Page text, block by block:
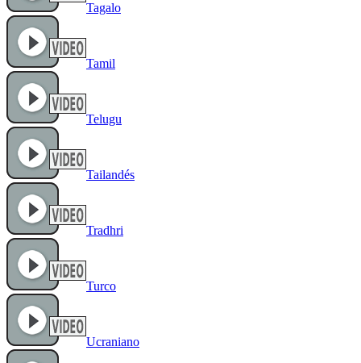
Tagalo
Tamil
Telugu
Tailandés
Tradhri
Turco
Ucraniano